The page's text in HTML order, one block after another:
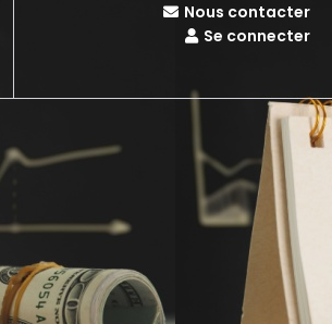
Nous contacter
Se connecter